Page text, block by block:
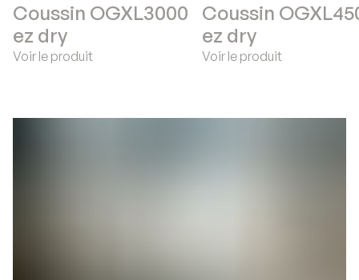
Coussin OGXL3000
ez dry
Voir le produit
Coussin
ez dry
Voir le produit